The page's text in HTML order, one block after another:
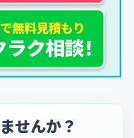
せんか？